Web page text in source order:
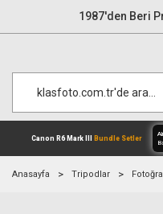
1987'den Beri
Anasayfa Tripodlar